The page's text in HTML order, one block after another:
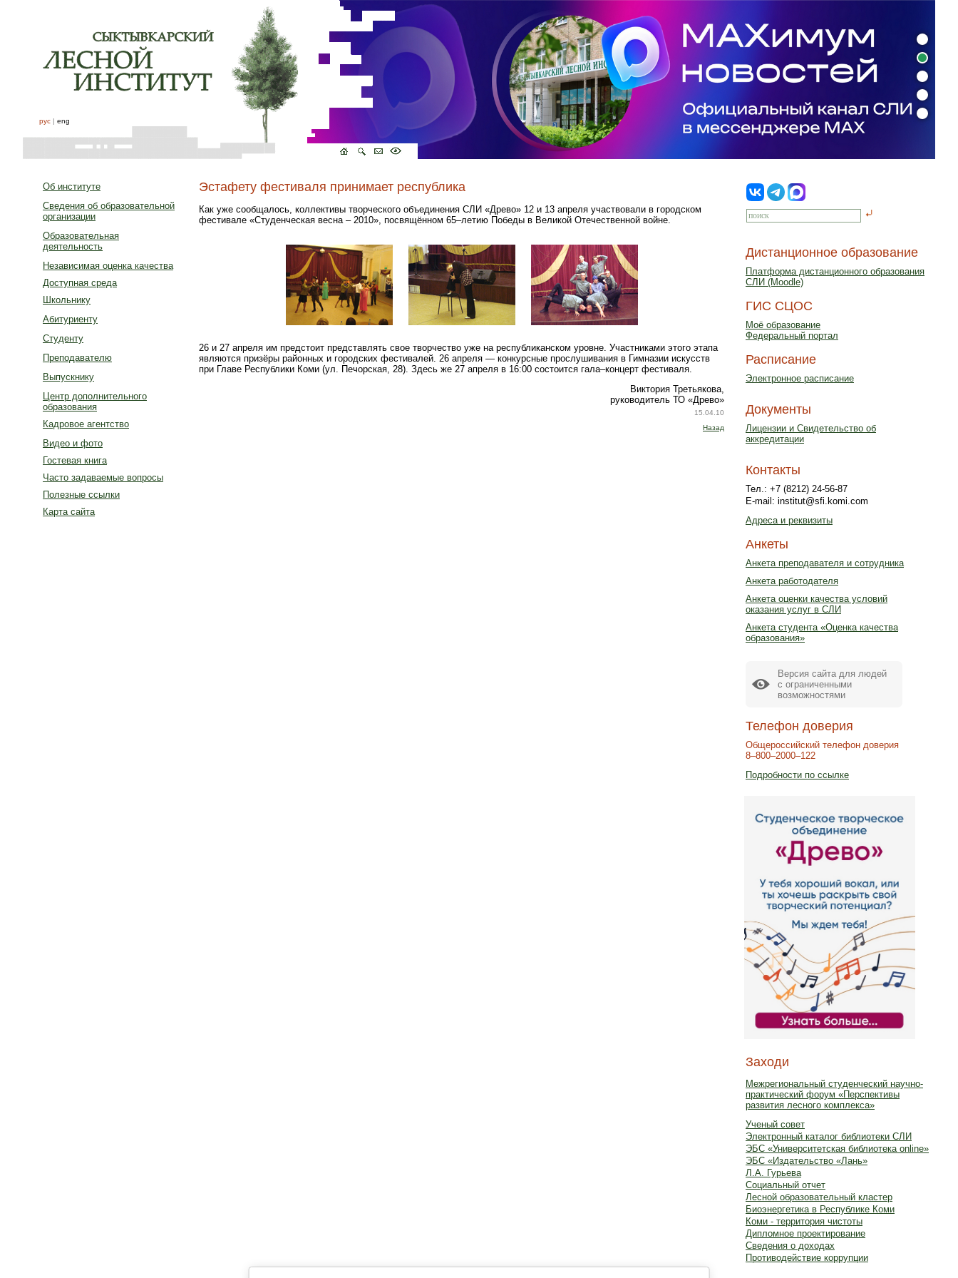
рус | eng
Об институте
Сведения об образовательной
организации
Образовательная
деятельность
Независимая оценка качества
Доступная среда
Школьнику
Абитуриенту
Студенту
Преподавателю
Выпускнику
Центр дополнительного
образования
Кадровое агентство
Видео и фото
Гостевая книга
Часто задаваемые вопросы
Полезные ссылки
Карта сайта
Эстафету фестиваля принимает республика
Как уже сообщалось, коллективы творческого объединения СЛИ «Древо» 12 и 13 апреля участвовали в городском
фестивале «Студенческая весна – 2010», посвящённом 65–летию Победы в Великой Отечественной войне.
26 и 27 апреля им предстоит представлять свое творчество уже на республиканском уровне. Участниками этого этапа
являются призёры районных и городских фестивалей. 26 апреля — конкурсные прослушивания в Гимназии искусств
при Главе Республики Коми (ул. Печорская, 28). Здесь же 27 апреля в 16:00 состоится гала–концерт фестиваля.
Виктория Третьякова,
руководитель ТО «Древо»
15.04.10
Назад
Дистанционное образование
Платформа дистанционного образования
СЛИ (Moodle)
ГИС СЦОС
Моё образование
Федеральный портал
Расписание
Электронное расписание
Документы
Лицензии и Свидетельство об
аккредитации
Контакты
Тел.: +7 (8212) 24-56-87
E-mail: institut@sfi.komi.com
Адреса и реквизиты
Анкеты
Анкета преподавателя и сотрудника
Анкета работодателя
Анкета оценки качества условий
оказания услуг в СЛИ
Анкета студента «Оценка качества
образования»
Версия сайта для людей
с ограниченными
возможностями
Телефон доверия
Общероссийский телефон доверия
8–800–2000–122
Подробности по ссылке
Заходи
Межрегиональный студенческий научно-
практический форум «Перспективы
развития лесного комплекса»
Ученый совет
Электронный каталог библиотеки СЛИ
ЭБС «Университетская библиотека online»
ЭБС «Издательство «Лань»
Л.А. Гурьева
Социальный отчет
Лесной образовательный кластер
Биоэнергетика в Республике Коми
Коми - территория чистоты
Дипломное проектирование
Сведения о доходах
Противодействие коррупции